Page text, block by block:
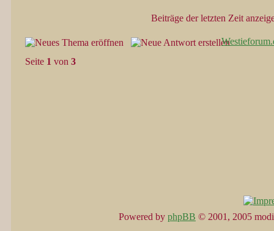
Beiträge der letzten Zeit
Seite 1 von 3
Powered by phpBB © 2001, 2005